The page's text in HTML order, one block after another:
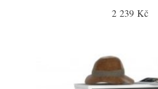
2 239 Kč